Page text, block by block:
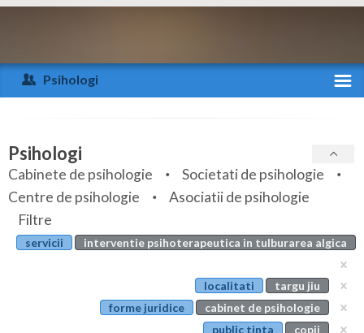
Arad
Arges
Bihor
Bistrita-Nasaud
Botosani
Psihologi
Specialitati
Servicii
Articole
Evenimente
Psihologi
Cabinete de psihologie
Societati de psihologie
Centre de psihologie
Asociatii de psihologie
Filtre
servicii interventie psihoterapeutica in tulburarea algica
localitati
targu jiu
forme juridice
cabinet de psihologie
public tinta
copii